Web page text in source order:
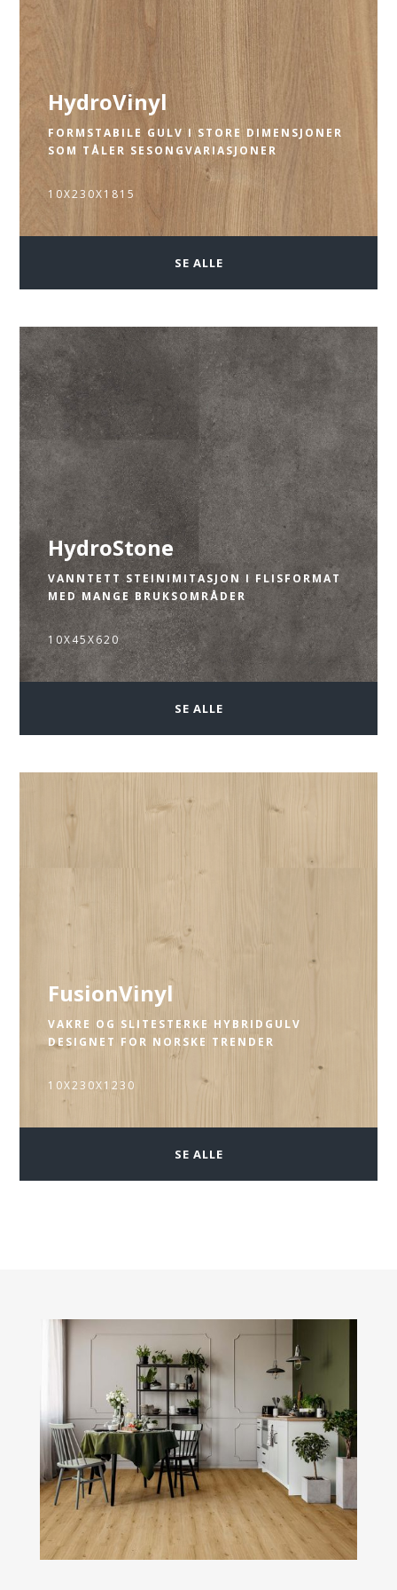
HydroVinyl
FORMSTABILE GULV I STORE DIMENSJONER
SOM TÅLER SESONGVARIASJONER
10X230X1815
SE ALLE
HydroStone
VANNTETT STEINIMITASJON I FLISFORMAT
MED MANGE BRUKSOMRÅDER
10X45X620
SE ALLE
FusionVinyl
VAKRE OG SLITESTERKE HYBRIDGULV
DESIGNET FOR NORSKE TRENDER
10X230X1230
SE ALLE